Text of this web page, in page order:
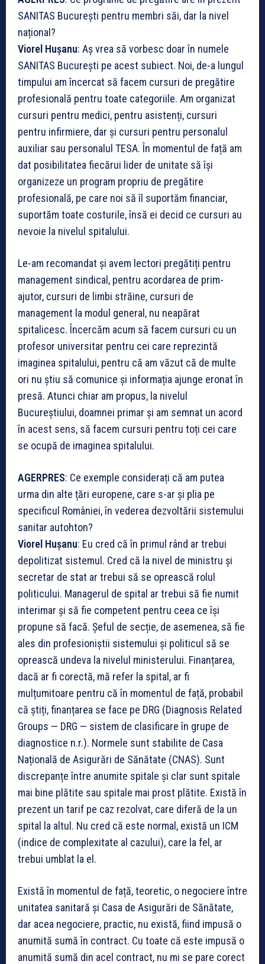
SANITAS București pentru membri săi, dar la nivel
național?
Viorel Hușanu: Aș vrea să vorbesc doar în numele
SANITAS București pe acest subiect. Noi, de-a lungul
timpului am încercat să facem cursuri de pregătire
profesională pentru toate categoriile. Am organizat
cursuri pentru medici, pentru asistenți, cursuri
pentru infirmiere, dar și cursuri pentru personalul
auxiliar sau personalul TESA. În momentul de față am
dat posibilitatea fiecărui lider de unitate să își
organizeze un program propriu de pregătire
profesională, pe care noi să îl suportăm financiar,
suportăm toate costurile, însă ei decid ce cursuri au
nevoie la nivelul spitalului.
Le-am recomandat și avem lectori pregătiți pentru
management sindical, pentru acordarea de prim-
ajutor, cursuri de limbi străine, cursuri de
management la modul general, nu neapărat
spitalicesc. Încercăm acum să facem cursuri cu un
profesor universitar pentru cei care reprezintă
imaginea spitalului, pentru că am văzut că de multe
ori nu știu să comunice și informația ajunge eronat în
presă. Atunci chiar am propus, la nivelul
Bucureștiului, doamnei primar și am semnat un acord
în acest sens, să facem cursuri pentru toți cei care
se ocupă de imaginea spitalului.
AGERPRES: Ce exemple considerați că am putea
urma din alte țări europene, care s-ar și plia pe
specificul României, în vederea dezvoltării sistemului
sanitar autohton?
Viorel Hușanu: Eu cred că în primul rând ar trebui
depolitizat sistemul. Cred că la nivel de ministru și
secretar de stat ar trebui să se oprească rolul
politicului. Managerul de spital ar trebui să fie numit
interimar și să fie competent pentru ceea ce își
propune să facă. Șeful de secție, de asemenea, să fie
ales din profesioniștii sistemului și politicul să se
oprească undeva la nivelul ministerului. Finanțarea,
dacă ar fi corectă, mă refer la spital, ar fi
mulțumitoare pentru că în momentul de față, probabil
că știți, finanțarea se face pe DRG (Diagnosis Related
Groups — DRG — sistem de clasificare în grupe de
diagnostice n.r.). Normele sunt stabilite de Casa
Națională de Asigurări de Sănătate (CNAS). Sunt
discrepanțe între anumite spitale și clar sunt spitale
mai bine plătite sau spitale mai prost plătite. Există în
prezent un tarif pe caz rezolvat, care diferă de la un
spital la altul. Nu cred că este normal, există un ICM
(indice de complexitate al cazului), care la fel, ar
trebui umblat la el.
Există în momentul de față, teoretic, o negociere între
unitatea sanitară și Casa de Asigurări de Sănătate,
dar acea negociere, practic, nu există, fiind impusă o
anumită sumă în contract. Cu toate că este impusă o
anumită sumă din acel contract, nu mi se pare corect